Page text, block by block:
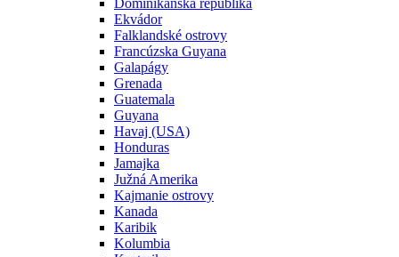
Dominikánska republika
Ekvádor
Falklandské ostrovy
Francúzska Guyana
Galapágy
Grenada
Guatemala
Guyana
Havaj (USA)
Honduras
Jamajka
Južná Amerika
Kajmanie ostrovy
Kanada
Karibik
Kolumbia